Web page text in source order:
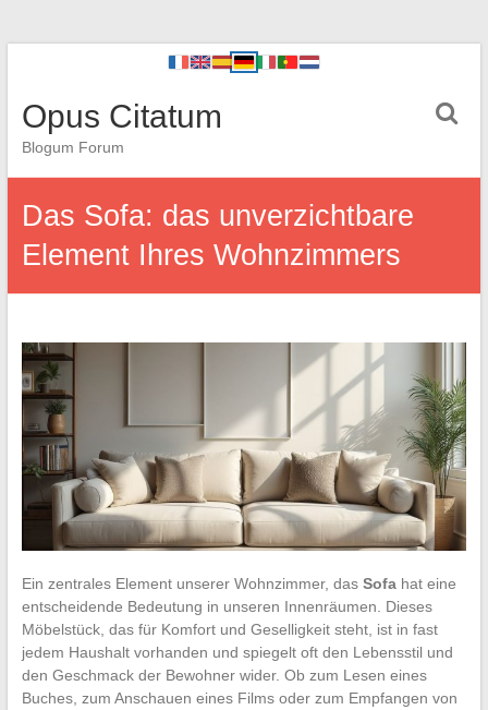
Opus Citatum
Blogum Forum
Das Sofa: das unverzichtbare
Element Ihres Wohnzimmers
Ein zentrales Element unserer Wohnzimmer, das Sofahat eine
entscheidende Bedeutung in unseren Innenräumen. Dieses
Möbelstück, das für Komfort und Geselligkeit steht, ist in fast
jedem Haushalt vorhanden und spiegelt oft den Lebensstil und
den Geschmack der Bewohner wider. Ob zum Lesen eines
Buches, zum Anschauen eines Films oder zum Empfangen von